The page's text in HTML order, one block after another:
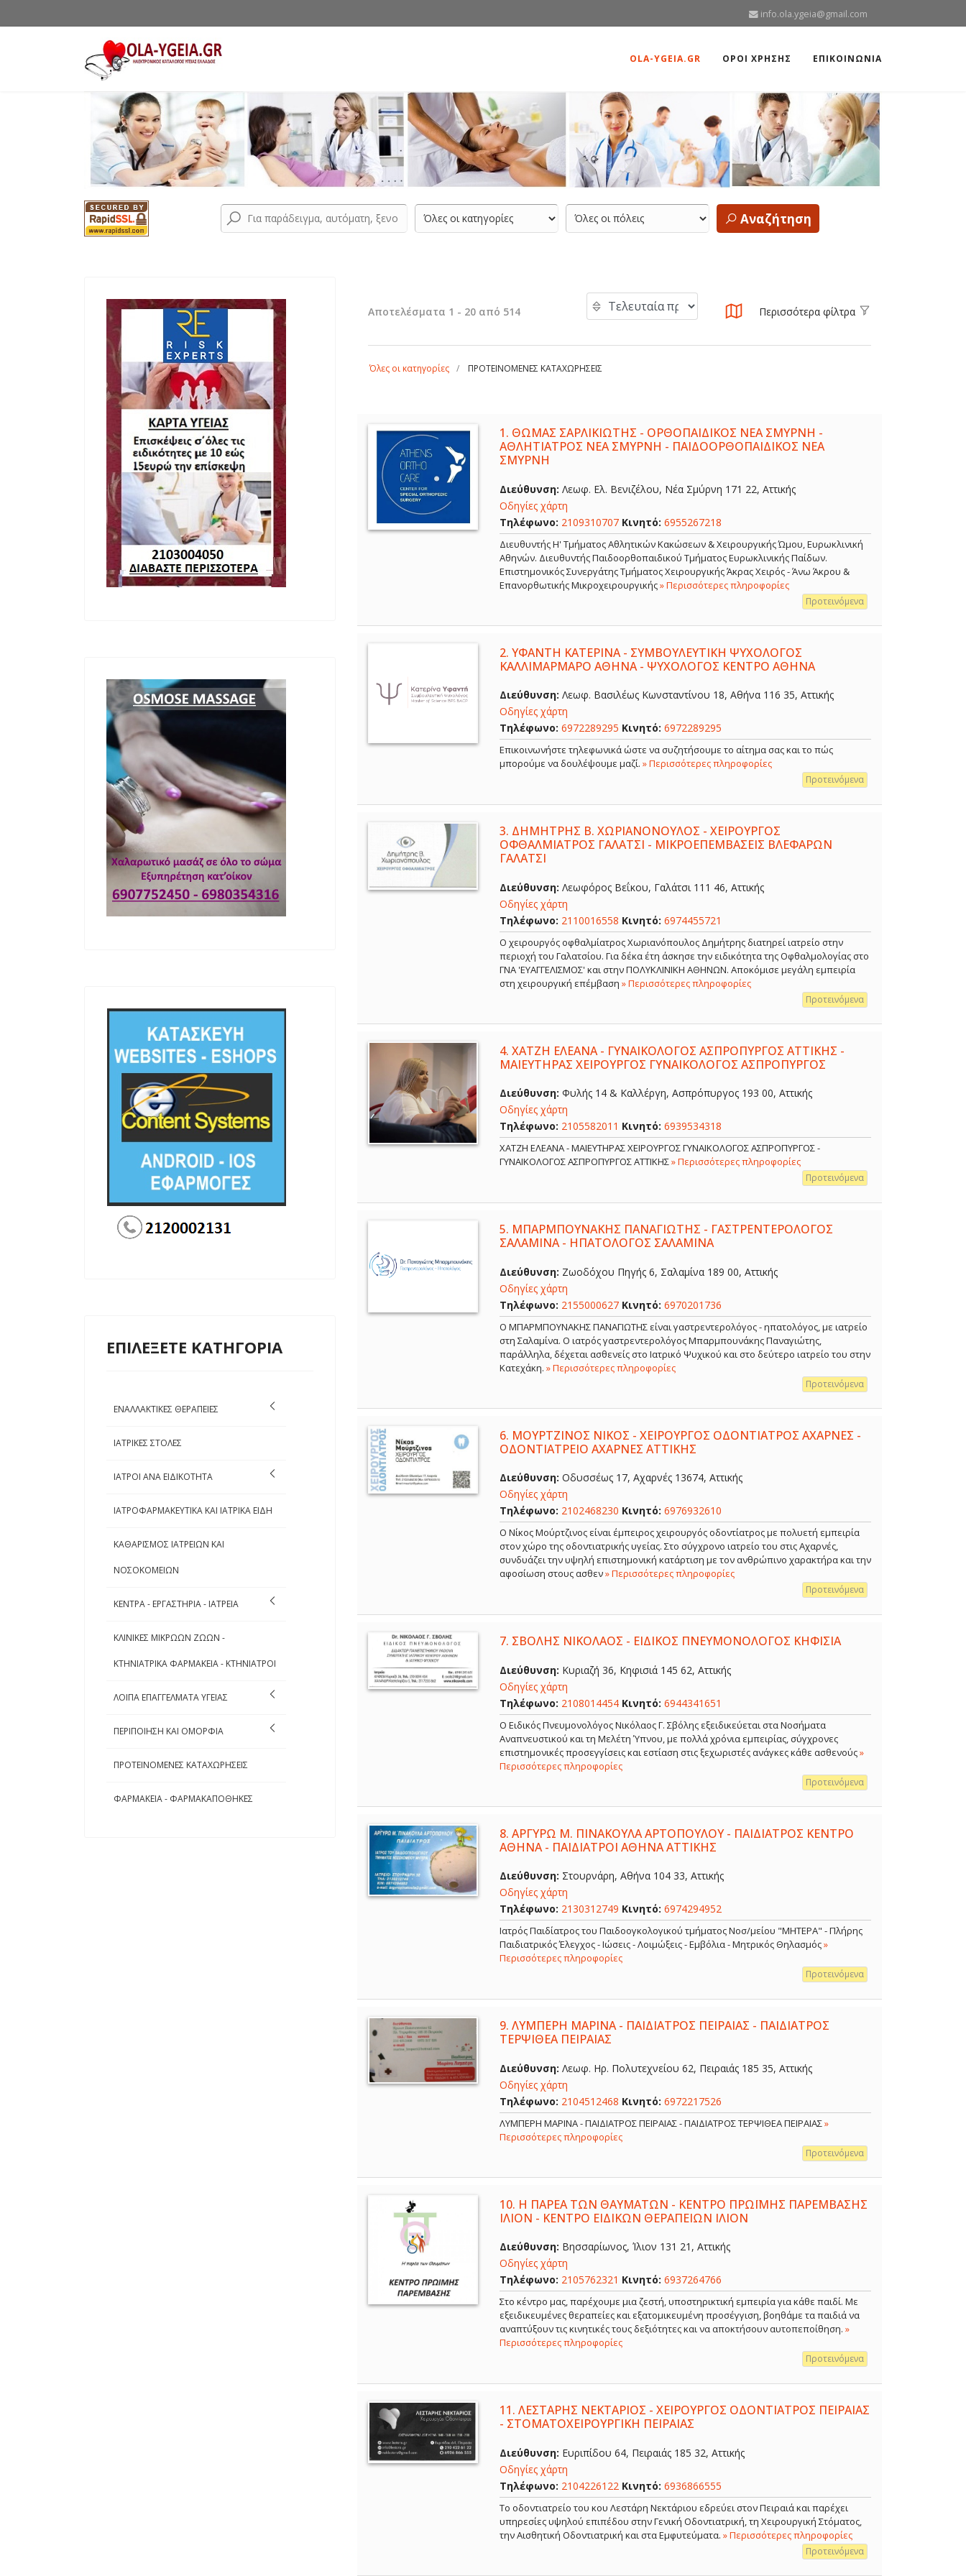
info.ola.ygeia@gmail.com
OLA-YGEIA.GR ΟΡΟΙ ΧΡΗΣΗΣ ΕΠΙΚΟΙΝΩΝΙΑ
Αναζήτηση
ΕΠΙΛΕΞΕΤΕ ΚΑΤΗΓΟΡΙΑ
ΕΝΑΛΛΑΚΤΙΚΕΣ ΘΕΡΑΠΕΙΕΣ
ΙΑΤΡΙΚΕΣ ΣΤΟΛΕΣ
ΙΑΤΡΟΙ ΑΝΑ ΕΙΔΙΚΟΤΗΤΑ
ΙΑΤΡΟΦΑΡΜΑΚΕΥΤΙΚΑ ΚΑΙ ΙΑΤΡΙΚΑ ΕΙΔΗ
ΚΑΘΑΡΙΣΜΟΣ ΙΑΤΡΕΙΩΝ ΚΑΙ
ΝΟΣΟΚΟΜΕΙΩΝ
ΚΕΝΤΡΑ - ΕΡΓΑΣΤΗΡΙΑ - ΙΑΤΡΕΙΑ
ΚΛΙΝΙΚΕΣ ΜΙΚΡΩΩΝ ΖΩΩΝ -
ΚΤΗΝΙΑΤΡΙΚΑ ΦΑΡΜΑΚΕΙΑ - ΚΤΗΝΙΑΤΡΟΙ
ΛΟΙΠΑ ΕΠΑΓΓΕΛΜΑΤΑ ΥΓΕΙΑΣ
ΠΕΡΙΠΟΙΗΣΗ ΚΑΙ ΟΜΟΡΦΙΑ
ΠΡΟΤΕΙΝΟΜΕΝΕΣ ΚΑΤΑΧΩΡΗΣΕΙΣ
ΦΑΡΜΑΚΕΙΑ - ΦΑΡΜΑΚΑΠΟΘΗΚΕΣ
Αποτελέσματα 1 - 20 από 514 Περισσότερα φίλτρα
Όλες οι κατηγορίες ΠΡΟΤΕΙΝΟΜΕΝΕΣ ΚΑΤΑΧΩΡΗΣΕΙΣ
1. ΘΩΜΑΣ ΣΑΡΛΙΚΙΩΤΗΣ - ΟΡΘΟΠΑΙΔΙΚΟΣ ΝΕΑ ΣΜΥΡΝΗ -
ΑΘΛΗΤΙΑΤΡΟΣ ΝΕΑ ΣΜΥΡΝΗ - ΠΑΙΔΟΟΡΘΟΠΑΙΔΙΚΟΣ ΝΕΑ
ΣΜΥΡΝΗ
Διεύθυνση: Λεωφ. Ελ. Βενιζέλου, Νέα Σμύρνη 171 22, Αττικής
Οδηγίες χάρτη
Τηλέφωνο: 2109310707 Κινητό: 6955267218
Διευθυντής Η' Τμήματος Αθλητικών Κακώσεων & Χειρουργικής Ώμου, Ευρωκλινική
Αθηνών. Διευθυντής Παιδοορθοπαιδικού Τμήματος Ευρωκλινικής Παίδων.
Επιστημονικός Συνεργάτης Τμήματος Χειρουργικής Άκρας Χειρός - Άνω Άκρου &
Επανορθωτικής Μικροχειρουργικής» Περισσότερες πληροφορίες
Προτεινόμενα
2. ΥΦΑΝΤΗ ΚΑΤΕΡΙΝΑ - ΣΥΜΒΟΥΛΕΥΤΙΚΗ ΨΥΧΟΛΟΓΟΣ
ΚΑΛΛΙΜΑΡΜΑΡΟ ΑΘΗΝΑ - ΨΥΧΟΛΟΓΟΣ ΚΕΝΤΡΟ ΑΘΗΝΑ
Διεύθυνση: Λεωφ. Βασιλέως Κωνσταντίνου 18, Αθήνα 116 35, Αττικής
Οδηγίες χάρτη
Τηλέφωνο: 6972289295 Κινητό: 6972289295
Επικοινωνήστε τηλεφωνικά ώστε να συζητήσουμε το αίτημα σας και το πώς
μπορούμε να δουλέψουμε μαζί. » Περισσότερες πληροφορίες
Προτεινόμενα
3. ΔΗΜΗΤΡΗΣ Β. ΧΩΡΙΑΝΟΝΟΥΛΟΣ - ΧΕΙΡΟΥΡΓΟΣ
ΟΦΘΑΛΜΙΑΤΡΟΣ ΓΑΛΑΤΣΙ - ΜΙΚΡΟΕΠΕΜΒΑΣΕΙΣ ΒΛΕΦΑΡΩΝ
ΓΑΛΑΤΣΙ
Διεύθυνση: Λεωφόρος Βεΐκου, Γαλάτσι 111 46, Αττικής
Οδηγίες χάρτη
Τηλέφωνο: 2110016558 Κινητό: 6974455721
Ο χειρουργός οφθαλμίατρος Χωριανόπουλος Δημήτρης διατηρεί ιατρείο στην
περιοχή του Γαλατσίου. Για δέκα έτη άσκησε την ειδικότητα της Οφθαλμολογίας στο
ΓΝΑ 'ΕΥΑΓΓΕΛΙΣΜΟΣ' και στην ΠΟΛΥΚΛΙΝΙΚΗ ΑΘΗΝΩΝ. Αποκόμισε μεγάλη εμπειρία
στη χειρουργική επέμβαση » Περισσότερες πληροφορίες
Προτεινόμενα
4. ΧΑΤΖΗ ΕΛΕΑΝΑ - ΓΥΝΑΙΚΟΛΟΓΟΣ ΑΣΠΡΟΠΥΡΓΟΣ ΑΤΤΙΚΗΣ -
ΜΑΙΕΥΤΗΡΑΣ ΧΕΙΡΟΥΡΓΟΣ ΓΥΝΑΙΚΟΛΟΓΟΣ ΑΣΠΡΟΠΥΡΓΟΣ
Διεύθυνση: Φυλής 14 & Καλλέργη, Ασπρόπυργος 193 00, Αττικής
Οδηγίες χάρτη
Τηλέφωνο: 2105582011 Κινητό: 6939534318
ΧΑΤΖΗ ΕΛΕΑΝΑ - ΜΑΙΕΥΤΗΡΑΣ ΧΕΙΡΟΥΡΓΟΣ ΓΥΝΑΙΚΟΛΟΓΟΣ ΑΣΠΡΟΠΥΡΓΟΣ -
ΓΥΝΑΙΚΟΛΟΓΟΣ ΑΣΠΡΟΠΥΡΓΟΣ ΑΤΤΙΚΗΣ» Περισσότερες πληροφορίες
Προτεινόμενα
5. ΜΠΑΡΜΠΟΥΝΑΚΗΣ ΠΑΝΑΓΙΩΤΗΣ - ΓΑΣΤΡΕΝΤΕΡΟΛΟΓΟΣ
ΣΑΛΑΜΙΝΑ - ΗΠΑΤΟΛΟΓΟΣ ΣΑΛΑΜΙΝΑ
Διεύθυνση: Ζωοδόχου Πηγής 6, Σαλαμίνα 189 00, Αττικής
Οδηγίες χάρτη
Τηλέφωνο: 2155000627 Κινητό: 6970201736
Ο ΜΠΑΡΜΠΟΥΝΑΚΗΣ ΠΑΝΑΓΙΩΤΗΣ είναι γαστρεντερολόγος - ηπατολόγος, με ιατρείο
στη Σαλαμίνα. Ο ιατρός γαστρεντερολόγος Μπαρμπουνάκης Παναγιώτης,
παράλληλα, δέχεται ασθενείς στο Ιατρικό Ψυχικού και στο δεύτερο ιατρείο του στην
Κατεχάκη. » Περισσότερες πληροφορίες
Προτεινόμενα
6. ΜΟΥΡΤΖΙΝΟΣ ΝΙΚΟΣ - ΧΕΙΡΟΥΡΓΟΣ ΟΔΟΝΤΙΑΤΡΟΣ ΑΧΑΡΝΕΣ -
ΟΔΟΝΤΙΑΤΡΕΙΟ ΑΧΑΡΝΕΣ ΑΤΤΙΚΗΣ
Διεύθυνση: Οδυσσέως 17, Αχαρνές 13674, Αττικής
Οδηγίες χάρτη
Τηλέφωνο: 2102468230 Κινητό: 6976932610
Ο Νίκος Μούρτζινος είναι έμπειρος χειρουργός οδοντίατρος με πολυετή εμπειρία
στον χώρο της οδοντιατρικής υγείας. Στο σύγχρονο ιατρείο του στις Αχαρνές,
συνδυάζει την υψηλή επιστημονική κατάρτιση με τον ανθρώπινο χαρακτήρα και την
αφοσίωση στους ασθεν» Περισσότερες πληροφορίες
Προτεινόμενα
7. ΣΒΟΛΗΣ ΝΙΚΟΛΑΟΣ - ΕΙΔΙΚΟΣ ΠΝΕΥΜΟΝΟΛΟΓΟΣ ΚΗΦΙΣΙΑ
Διεύθυνση: Κυριαζή 36, Κηφισιά 145 62, Αττικής
Οδηγίες χάρτη
Τηλέφωνο: 2108014454 Κινητό: 6944341651
O Ειδικός Πνευμονολόγος Νικόλαος Γ. Σβόλης εξειδικεύεται στα Νοσήματα
Αναπνευστικού και τη Μελέτη Ύπνου, με πολλά χρόνια εμπειρίας, σύγχρονες
επιστημονικές προσεγγίσεις και εστίαση στις ξεχωριστές ανάγκες κάθε ασθενούς»
Περισσότερες πληροφορίες
Προτεινόμενα
8. ΑΡΓΥΡΩ Μ. ΠΙΝΑΚΟΥΛΑ ΑΡΤΟΠΟΥΛΟΥ - ΠΑΙΔΙΑΤΡΟΣ ΚΕΝΤΡΟ
ΑΘΗΝΑ - ΠΑΙΔΙΑΤΡΟΙ ΑΘΗΝΑ ΑΤΤΙΚΗΣ
Διεύθυνση: Στουρνάρη, Αθήνα 104 33, Αττικής
Οδηγίες χάρτη
Τηλέφωνο: 2130312749 Κινητό: 6974294952
Ιατρός Παιδίατρος του Παιδοογκολογικού τμήματος Νοσ/μείου "ΜΗΤΕΡΑ" - Πλήρης
Παιδιατρικός Έλεγχος - Ιώσεις - Λοιμώξεις - Εμβόλια - Μητρικός Θηλασμός»
Περισσότερες πληροφορίες
Προτεινόμενα
9. ΛΥΜΠΕΡΗ ΜΑΡΙΝΑ - ΠΑΙΔΙΑΤΡΟΣ ΠΕΙΡΑΙΑΣ - ΠΑΙΔΙΑΤΡΟΣ
ΤΕΡΨΙΘΕΑ ΠΕΙΡΑΙΑΣ
Διεύθυνση: Λεωφ. Ηρ. Πολυτεχνείου 62, Πειραιάς 185 35, Αττικής
Οδηγίες χάρτη
Τηλέφωνο: 2104512468 Κινητό: 6972217526
ΛΥΜΠΕΡΗ ΜΑΡΙΝΑ - ΠΑΙΔΙΑΤΡΟΣ ΠΕΙΡΑΙΑΣ - ΠΑΙΔΙΑΤΡΟΣ ΤΕΡΨΙΘΕΑ ΠΕΙΡΑΙΑΣ»
Περισσότερες πληροφορίες
Προτεινόμενα
10. Η ΠΑΡΕΑ ΤΩΝ ΘΑΥΜΑΤΩΝ - ΚΕΝΤΡΟ ΠΡΩΪΜΗΣ ΠΑΡΕΜΒΑΣΗΣ
ΙΛΙΟΝ - ΚΕΝΤΡΟ ΕΙΔΙΚΩΝ ΘΕΡΑΠΕΙΩΝ ΙΛΙΟΝ
Διεύθυνση: Βησσαρίωνος, Ίλιον 131 21, Αττικής
Οδηγίες χάρτη
Τηλέφωνο: 2105762321 Κινητό: 6937264766
Στο κέντρο μας, παρέχουμε μια ζεστή, υποστηρικτική εμπειρία για κάθε παιδί. Με
εξειδικευμένες θεραπείες και εξατομικευμένη προσέγγιση, βοηθάμε τα παιδιά να
αναπτύξουν τις κινητικές τους δεξιότητες και να αποκτήσουν αυτοπεποίθηση. »
Περισσότερες πληροφορίες
Προτεινόμενα
11. ΛΕΣΤΑΡΗΣ ΝΕΚΤΑΡΙΟΣ - ΧΕΙΡΟΥΡΓΟΣ ΟΔΟΝΤΙΑΤΡΟΣ ΠΕΙΡΑΙΑΣ
- ΣΤΟΜΑΤΟΧΕΙΡΟΥΡΓΙΚΗ ΠΕΙΡΑΙΑΣ
Διεύθυνση: Ευριπίδου 64, Πειραιάς 185 32, Αττικής
Οδηγίες χάρτη
Τηλέφωνο: 2104226122 Κινητό: 6936866555
Το οδοντιατρείο του κου Λεστάρη Νεκτάριου εδρεύει στον Πειραιά και παρέχει
υπηρεσίες υψηλού επιπέδου στην Γενική Οδοντιατρική, τη Χειρουργική Στόματος,
την Αισθητική Οδοντιατρική και στα Εμφυτεύματα. » Περισσότερες πληροφορίες
Προτεινόμενα